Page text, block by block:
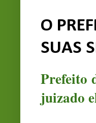
O
SUAS
Prefeito
juizado